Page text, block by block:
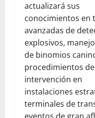
actualizará sus
conocimientos en
avanzadas de
explosivos,
de binomios
procedimientos de
intervención en
instalaciones
terminales de